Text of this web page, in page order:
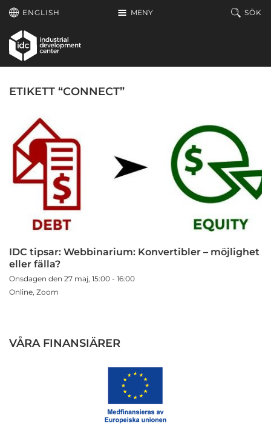
Hoppa till huvudinnehållet
MENY
ENGLISH SÖK
ETIKETT “CONNECT”
IDC tipsar: Webbinarium: Konvertibler – möjlighet
eller fälla?
Onsdagen den 27 maj, 15:00 - 16:00
Online, Zoom
VÅRA FINANSIÄRER